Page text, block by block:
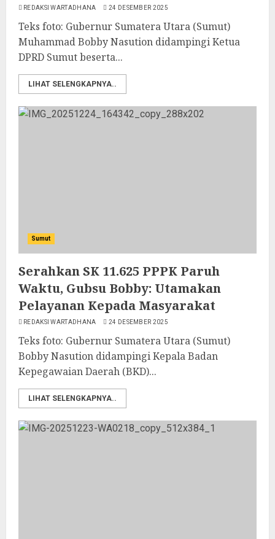
REDAKSI WARTADHANA 24 DESEMBER 2025
Teks foto: Gubernur Sumatera Utara (Sumut)
Muhammad Bobby Nasution didampingi Ketua
DPRD Sumut beserta...
LIHAT SELENGKAPNYA..
Sumut
Serahkan SK 11.625 PPPK Paruh
Waktu, Gubsu Bobby: Utamakan
Pelayanan Kepada Masyarakat
REDAKSI WARTADHANA 24 DESEMBER 2025
Teks foto: Gubernur Sumatera Utara (Sumut)
Bobby Nasution didampingi Kepala Badan
Kepegawaian Daerah (BKD)...
LIHAT SELENGKAPNYA..